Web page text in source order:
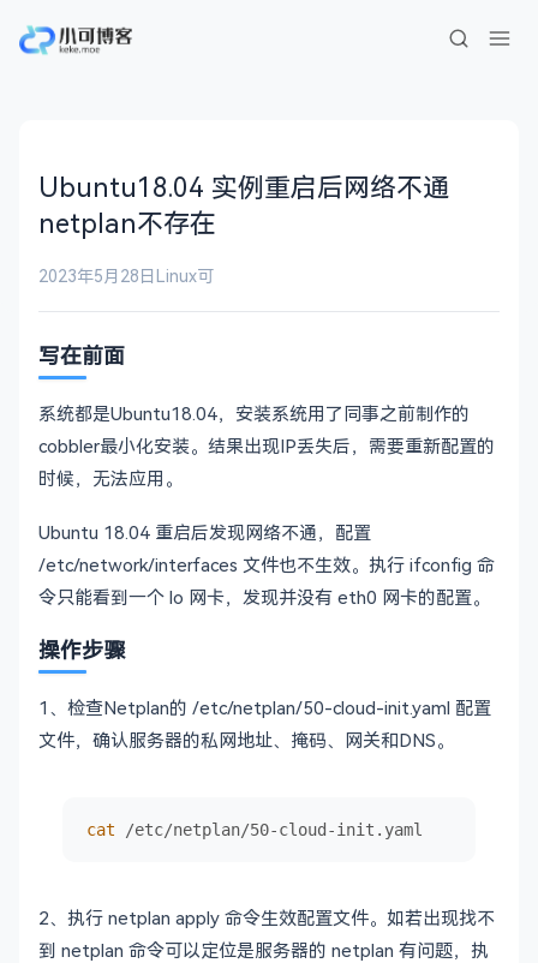
Ubuntu18.04 实例重启后网络不通
netplan不存在
2023年5月28日Linux可
写在前面
系统都是Ubuntu18.04，安装系统用了同事之前制作的
cobbler最小化安装。结果出现IP丢失后，需要重新配置的
时候，无法应用。
Ubuntu 18.04 重启后发现网络不通，配置
/etc/network/interfaces 文件也不生效。执行 ifconfig 命
令只能看到一个 lo 网卡，发现并没有 eth0 网卡的配置。
操作步骤
1、检查Netplan的 /etc/netplan/50-cloud-init.yaml 配置
文件，确认服务器的私网地址、掩码、网关和DNS。
cat /etc/netplan/50-cloud-init.yaml
2、执行 netplan apply 命令生效配置文件。如若出现找不
到 netplan 命令可以定位是服务器的 netplan 有问题，执